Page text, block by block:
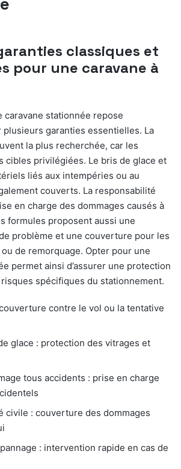
classiques et
pour une caravane à
caravane stationnée repose
garanties essentielles. La
la plus recherchée, car les
cibles privilégiées. Le bris de glace et
liés aux intempéries ou au
couverts. La responsabilité
en charge des dommages causés à
formules proposent aussi une
problème et une couverture pour les
de remorquage. Opter pour une
permet ainsi d’assurer une protection
spécifiques du stationnement.
contre le vol ou la tentative
glace : protection des vitrages et
tous accidents : prise en charge
civile : couverture des dommages
: intervention rapide en cas de